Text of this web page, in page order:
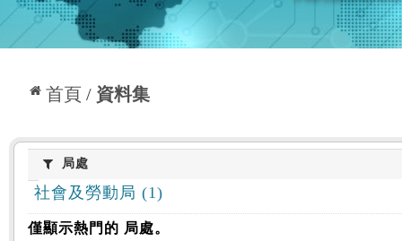
首頁 資料集
:::
局處局處
社會及勞動局 (1)
僅顯示熱門的 局處。